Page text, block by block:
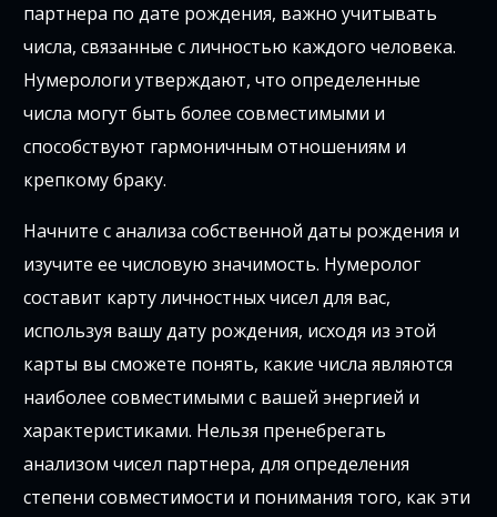
партнера по дате рождения, важно учитывать
числа, связанные с личностью каждого человека.
Нумерологи утверждают, что определенные
числа могут быть более совместимыми и
способствуют гармоничным отношениям и
крепкому браку.
Начните с анализа собственной даты рождения и
изучите ее числовую значимость. Нумеролог
составит карту личностных чисел для вас,
используя вашу дату рождения, исходя из этой
карты вы сможете понять, какие числа являются
наиболее совместимыми с вашей энергией и
характеристиками. Нельзя пренебрегать
анализом чисел партнера, для определения
степени совместимости и понимания того, как эти